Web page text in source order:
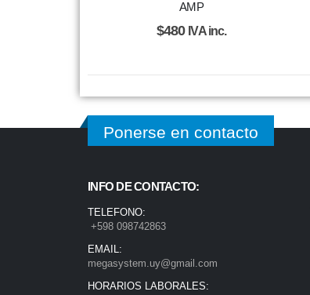
AMP
$480 IVA inc.
Ponerse en contacto
INFO DE CONTACTO:
TELEFONO:
+598 098742863
EMAIL:
megasystem.uy@gmail.com
HORARIOS LABORALES: